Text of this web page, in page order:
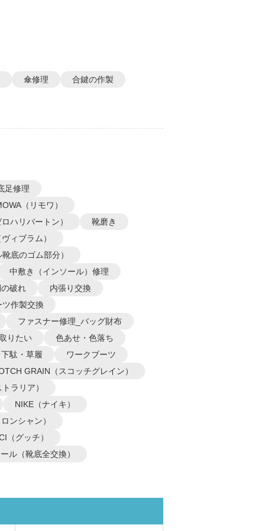
傘修理
合鍵の作製
足修理
（リモワ）
ハリバートン）
靴磨き
ィブラム）
底のゴム部分）
中敷き（インソール）修理
破れ
内張り交換
ツ作製交換
ファスナー修理_バッグ財布
りたい
色あせ・色落ち
下駄・草履
ワークブーツ
GRAIN（スコッチグレイン）
ラリア）
NIKE（ナイキ）
ンシャン）
（グッチ）
ル（靴底全交換）